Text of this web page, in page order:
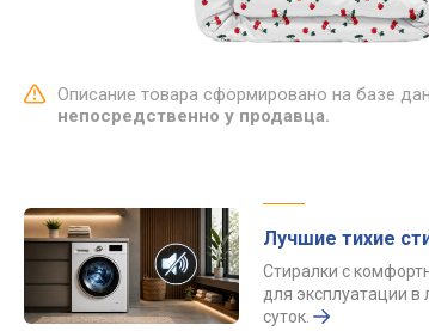
Описание товара сформировано на базе
непосредственно у продавца.
Лучшие тихие
Стиралки с
для эксплуатации
суток.